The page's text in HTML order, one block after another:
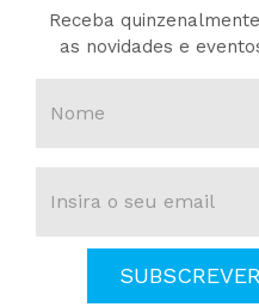
Receba
as novidades e